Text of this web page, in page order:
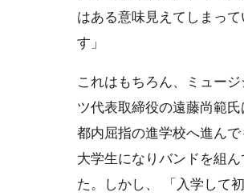
はある意味見えてしまっ
す」
これはもちろん、ミュー
ツ代表取締役の遠藤尚範
都内屈指の進学校へ進ん
大学生になりバンドを組
た。しかし、 「入学して